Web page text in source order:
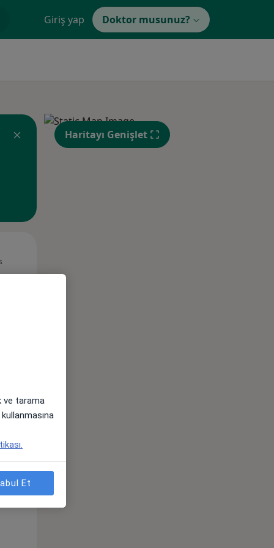
Giriş yap Doktor musunuz?
10 Ağustos
Haritayı Genişlet
ve tarama
Et